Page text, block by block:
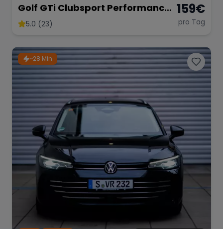
Golf GTi Clubsport Performance
Paket
5.0 (23)
159€
pro Tag
~28 Min